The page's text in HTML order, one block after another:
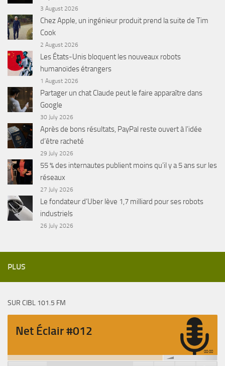
3 August 2026
Chez Apple, un ingénieur produit prend la suite de Tim
Cook
2 August 2026
Les États-Unis bloquent les nouveaux robots
humanoïdes étrangers
1 August 2026
Partager un chat Claude peut le faire apparaître dans
Google
30 July 2026
Après de bons résultats, PayPal reste ouvert à l’idée
d’être racheté
29 July 2026
55 % des internautes publient moins qu’il y a 5 ans sur les
réseaux
27 July 2026
Le fondateur d’Uber lève 1,7 milliard pour ses robots
industriels
26 July 2026
PLUS
SUR CIBL 101.5 FM
Net Éclair #012
00:00